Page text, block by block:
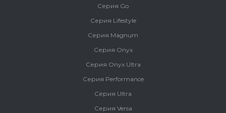
Серия Go
Серия Lifestyle
Серия Magnum
Серия Onyx
Серия Onyx Ultra
Серия Performance
Серия Ultra
Серия Versa